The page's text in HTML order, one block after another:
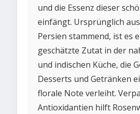
und die Essenz dieser
einfängt. Ursprünglich
Persien stammend, ist es
geschätzte Zutat in der
und indischen Küche, die
Desserts und Getränken
florale Note verleiht.
Antioxidantien hilft